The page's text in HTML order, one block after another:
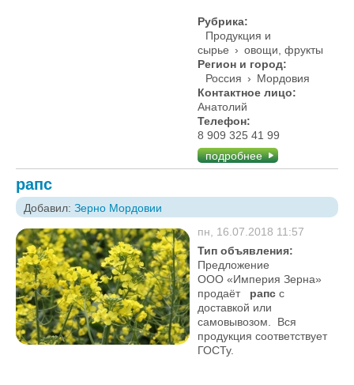
Рубрика:
Продукция и
сырье › овощи, фрукты
Регион и город:
Россия › Мордовия
Контактное лицо:
Анатолий
Телефон:
8 909 325 41 99
подробнее
рапс
Добавил: Зерно Мордовии
пн, 16.07.2018 11:57
Тип объявления:
Предложение
ООО «Империя Зерна»
продаёт рапс с
доставкой или
самовывозом. Вся
продукция соответствует
ГОСТу.